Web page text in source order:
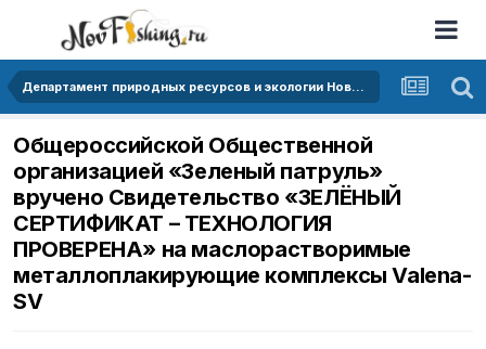
Департамент природных ресурсов и экологии Новгородской области
Общероссийской Общественной
организацией «Зеленый патруль»
вручено Свидетельство «ЗЕЛЁНЫЙ
СЕРТИФИКАТ – ТЕХНОЛОГИЯ
ПРОВЕРЕНА» на маслорастворимые
металлоплакирующие комплексы Valena-
SV